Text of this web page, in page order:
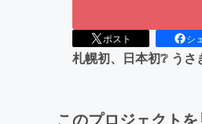
ポスト シ
札幌初、日本初❔ う
このプロジェクト